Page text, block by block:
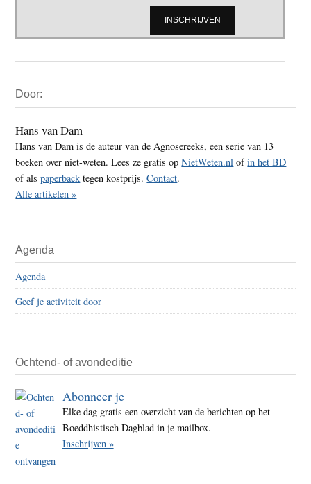
Sidebar
Door:
Hans van Dam
Hans van Dam is de auteur van de Agnosereeks, een serie van 13
boeken over niet-weten. Lees ze gratis opNietWeten.nl ofin het BD
of alspaperback tegen kostprijs.Contact.
Alle artikelen »
Agenda
Agenda
Geef je activiteit door
Ochtend- of avondeditie
Abonneer je
Elke dag gratis een overzicht van de berichten op het
Boeddhistisch Dagblad in je mailbox.
Inschrijven »